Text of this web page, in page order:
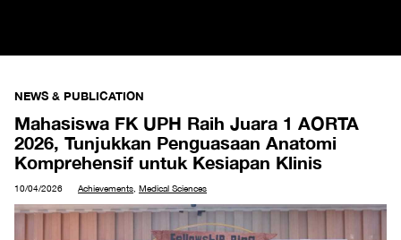
NEWS & PUBLICATION
Mahasiswa FK UPH Raih Juara 1 AORTA
2026, Tunjukkan Penguasaan Anatomi
Komprehensif untuk Kesiapan Klinis
10/04/2026 Achievements Medical Sciences